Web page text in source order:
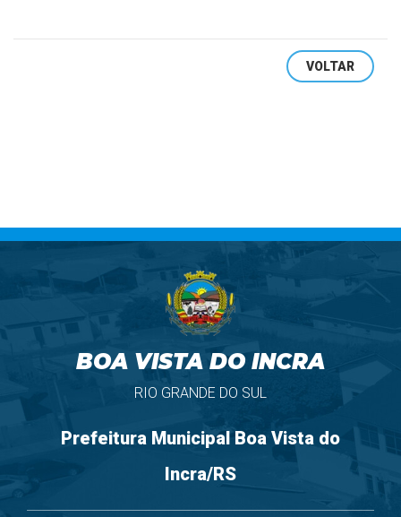
VOLTAR
BOA VISTA DO INCRA
RIO GRANDE DO SUL
Prefeitura Municipal Boa Vista do
Incra/RS